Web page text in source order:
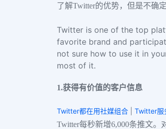
了解Twitter的优势，但是不确
Twitter is one of the top
favorite brand and
not sure how to use it in
most of it.
1.获得有价值的客户信息
Twitter都在用社媒组合
Twitter服
Twitter每秒新增6,000条推文